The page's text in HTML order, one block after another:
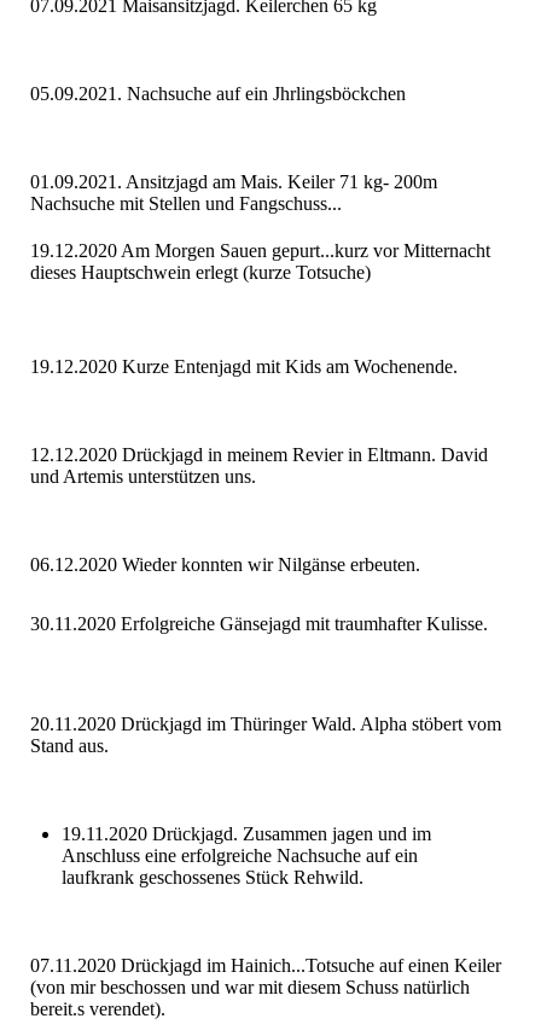
07.09.2021 Maisansitzjagd. Keilerchen 65 kg
05.09.2021. Nachsuche auf ein Jhrlingsböckchen
01.09.2021. Ansitzjagd am Mais. Keiler 71 kg- 200m
Nachsuche mit Stellen und Fangschuss...
19.12.2020 Am Morgen Sauen gepurt...kurz vor Mitternacht
dieses Hauptschwein erlegt (kurze Totsuche)
19.12.2020 Kurze Entenjagd mit Kids am Wochenende.
12.12.2020 Drückjagd in meinem Revier in Eltmann. David
und Artemis unterstützen uns.
06.12.2020 Wieder konnten wir Nilgänse erbeuten.
30.11.2020 Erfolgreiche Gänsejagd mit traumhafter Kulisse.
20.11.2020 Drückjagd im Thüringer Wald. Alpha stöbert vom
Stand aus.
19.11.2020 Drückjagd. Zusammen jagen und im
Anschluss eine erfolgreiche Nachsuche auf ein
laufkrank geschossenes Stück Rehwild.
07.11.2020 Drückjagd im Hainich...Totsuche auf einen Keiler
(von mir beschossen und war mit diesem Schuss natürlich
bereit.s verendet).